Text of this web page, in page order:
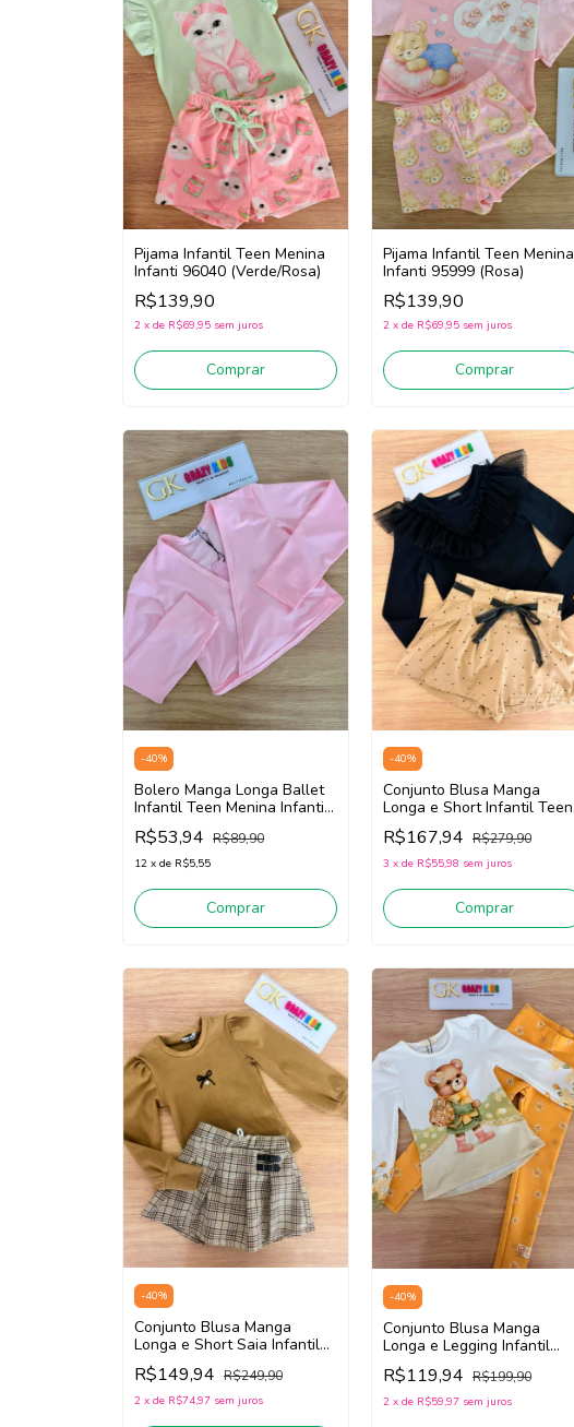
Pijama Infantil Teen Menina
Infanti 96040 (Verde/Rosa)
R$139,90
2 x de R$69,95 sem juros
Comprar
Pijama Infantil Teen Menina
Infanti 95999 (Rosa)
R$139,90
2 x de R$69,95 sem juros
Comprar
-40%
Bolero Manga Longa Ballet
Infantil Teen Menina Infanti
85708 (Rosa Claro)
R$53,94 R$89,90
12 x de R$5,55
Comprar
-40%
Conjunto Blusa Manga
Longa e Short Infantil Teen
Menina Infanti 92350
(Preto/Bege)
R$167,94 R$279,90
3 x de R$55,98 sem juros
Comprar
-40%
Conjunto Blusa Manga
Longa e Short Saia Infantil
Teen Menina Infanti 90351
(Bege Escuro/Marrom)
R$149,94 R$249,90
2 x de R$74,97 sem juros
-40%
Conjunto Blusa Manga
Longa e Legging Infantil
Teen Menina Infanti 89421
(Off White/Amarelo)
R$119,94 R$199,90
2 x de R$59,97 sem juros